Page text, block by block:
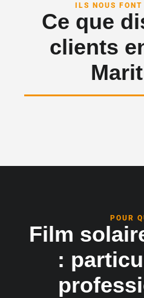
ILS NOUS
Ce que
clients
POUR
Film
: